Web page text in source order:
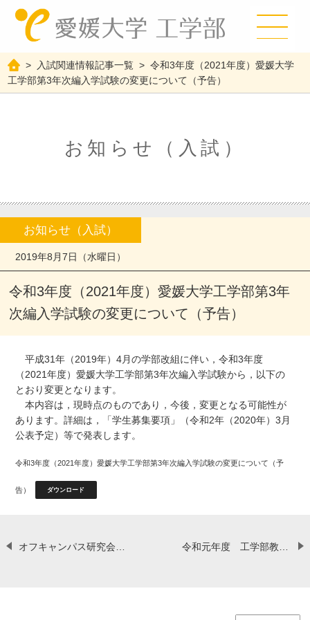
> 入試関連情報記事一覧 > 令和3年度（2021年度）愛媛大学
工学部第3年次編入学試験の変更について（予告）
お知らせ（入試）
お知らせ（入試）
2019年8月7日（水曜日）
令和3年度（2021年度）愛媛大学工学部第3年
次編入学試験の変更について（予告）
平成31年（2019年）4月の学部改組に伴い，令和3年度
（2021年度）愛媛大学工学部第3年次編入学試験から，以下の
とおり変更となります。
本内容は，現時点のものであり，今後，変更となる可能性が
あります。詳細は，「学生募集要項」（令和2年（2020年）3月
公表予定）等で発表します。
令和3年度（2021年度）愛媛大学工学部第3年次編入学試験の変更について（予
告） ダウンロード
オフキャンパス研究会を行いました 令和元年度 工学部教育貢献賞の表彰式を挙行しました。【8月7日（水）】